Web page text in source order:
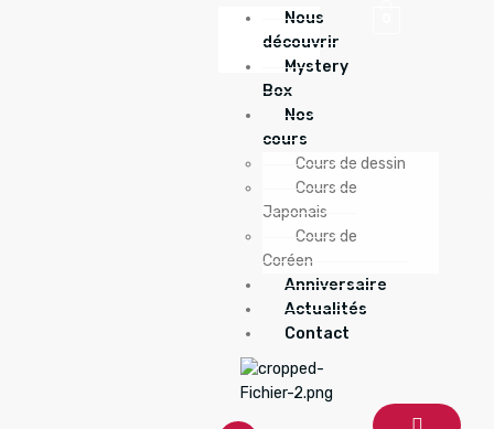
Nous
découvrir
Mystery
Box
Nos
cours
Cours de dessin
Cours de
Japonais
Cours de
Coréen
Anniversaire
Actualités
Contact